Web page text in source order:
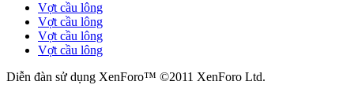
Vợt cầu lông
Vợt cầu lông
Vợt cầu lông
Vợt cầu lông
Diễn đàn sử dụng XenForo™ ©2011 XenForo Ltd.